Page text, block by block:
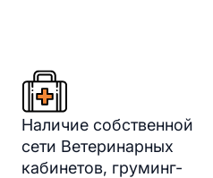
Наличие собственной
сети Ветеринарных
кабинетов, груминг-